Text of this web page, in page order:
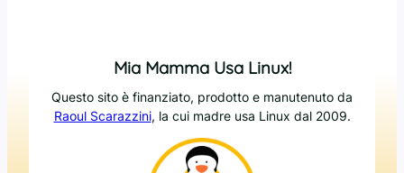
Mia Mamma Usa Linux!
Questo sito è finanziato, prodotto e manutenuto da
Raoul Scarazzini, la cui madre usa Linux dal 2009.